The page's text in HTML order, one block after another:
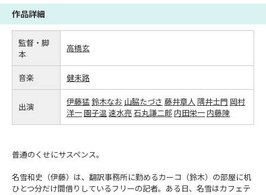
作品詳細
監督・脚
本
高橋玄
音楽 健未路
出演 伊藤猛鈴木なお 山脇たづさ 藤井章人 隅井士門 岡村
洋一園子温 速水亮石丸謙二郎 内田栄一 内藤陳
普通のくせにサスペンス。
名雪和史（伊藤）は、翻訳事務所に勤めるカーコ（鈴木）の部屋に机
ひとつ分だけ間借りしているフリーの記者。ある日、名雪はカフェテ